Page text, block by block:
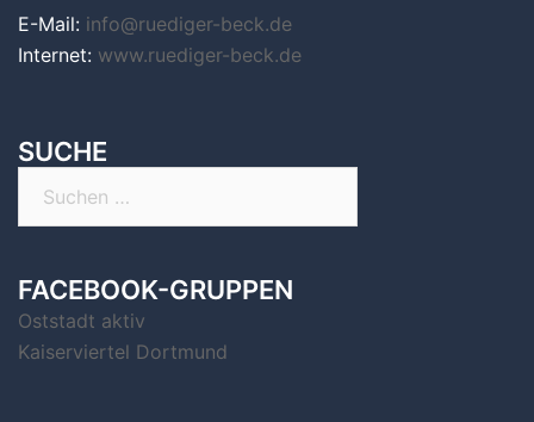
E-Mail: info@ruediger-beck.de
Internet: www.ruediger-beck.de
SUCHE
FACEBOOK-GRUPPEN
Oststadt aktiv
Kaiserviertel Dortmund